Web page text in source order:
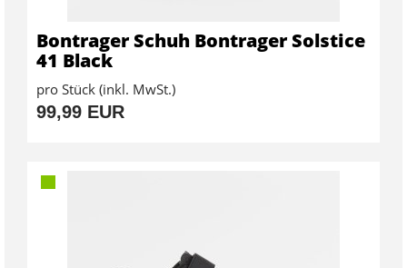
Bontrager Schuh Bontrager Solstice
41 Black
pro Stück (inkl. MwSt.)
99,99 EUR